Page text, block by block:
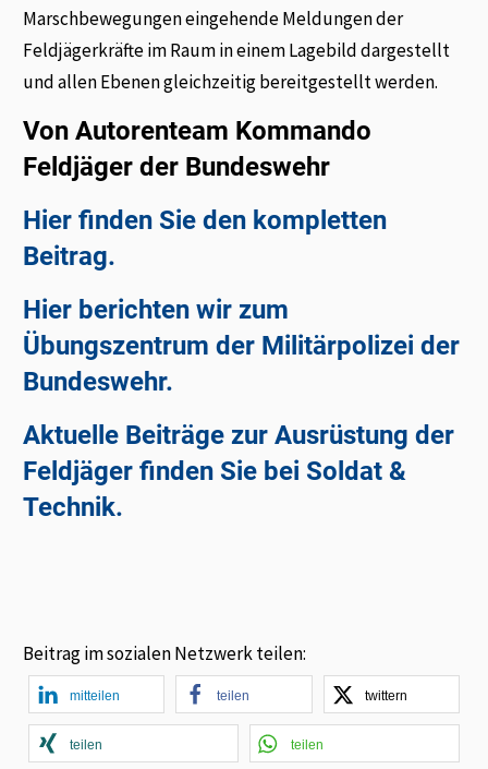
Marschbewegungen eingehende Meldungen der
Feldjägerkräfte im Raum in einem Lagebild dargestellt
und allen Ebenen gleichzeitig bereitgestellt werden.
Von Autorenteam Kommando
Feldjäger der Bundeswehr
Hier finden Sie den kompletten
Beitrag.
Hier berichten wir zum
Übungszentrum der Militärpolizei der
Bundeswehr.
Aktuelle Beiträge zur Ausrüstung der
Feldjäger finden Sie bei Soldat &
Technik.
Beitrag im sozialen Netzwerk teilen:
mitteilen teilen twittern
teilen teilen